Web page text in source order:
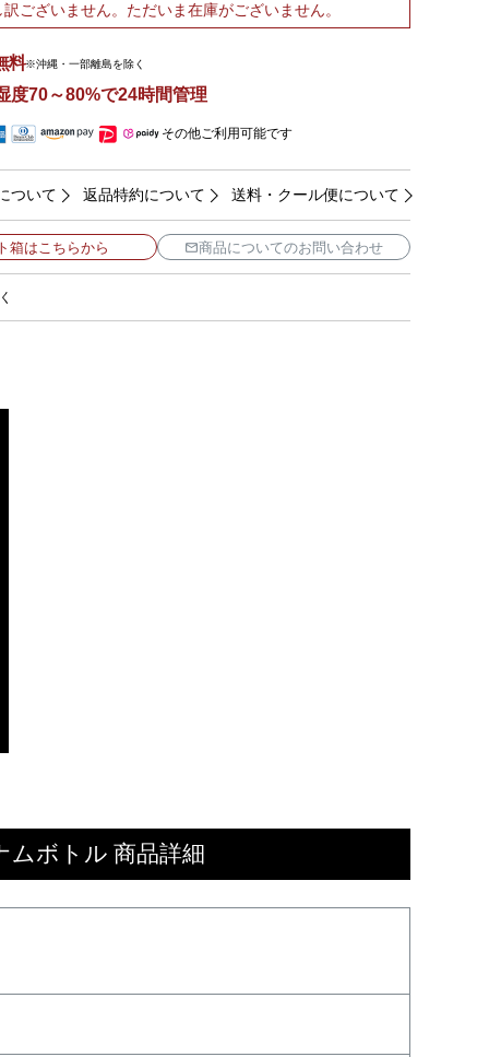
訳ございません。ただいま在庫がございません。
料※沖縄・一部離島を除く
度70～80%で24時間管理
その他ご利用可能です
ついて 返品特約について 送料・クール便について
箱はこちらから 商品についてのお問い合わせ
ムボトル 商品詳細